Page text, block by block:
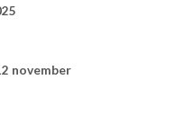
november